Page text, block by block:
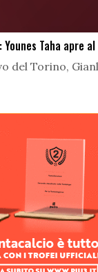
Taha apre
del Torino,